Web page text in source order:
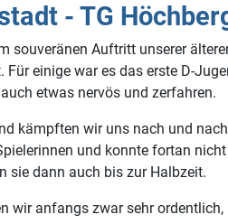
- TG
souveränen Auftritt unserer
Für einige war es das erste D-
etwas nervös und zerfahren.
kämpften wir uns nach und
und konnte fortan
sie dann auch bis zur Halbzeit.
wir anfangs zwar sehr